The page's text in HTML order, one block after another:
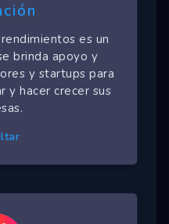
es un
brinda apoyo y
y startups para
y hacer crecer sus